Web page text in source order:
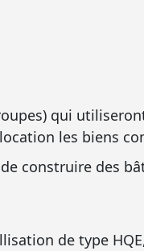
qui
les biens
construire des
de type